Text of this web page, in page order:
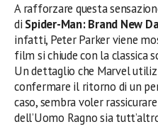
A rafforzare questa
di Spider-Man: Brand New
infatti, Peter Parker viene
film si chiude con la classica
Un dettaglio che Marvel
confermare il ritorno di un
caso, sembra voler
dell’Uomo Ragno sia